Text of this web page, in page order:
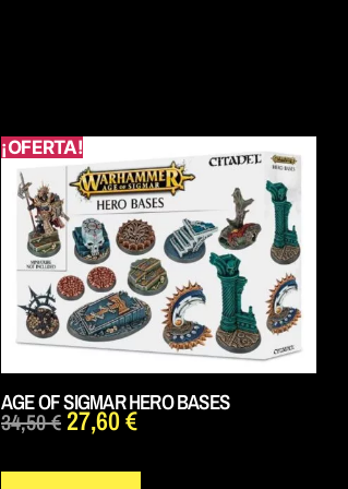
¡OFERTA!
AGE OF SIGMAR HERO BASES
34,50€27,60€